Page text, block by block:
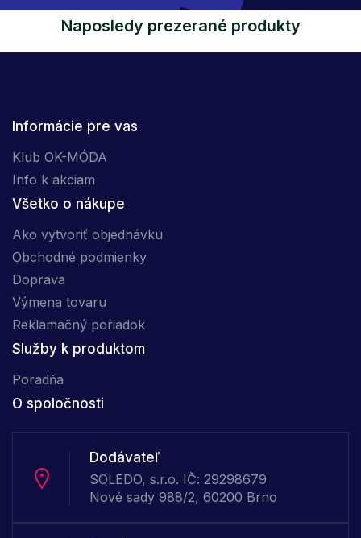
Naposledy prezerané produkty
Informácie pre vas
Klub OK-MÓDA
Info k akciam
Všetko o nákupe
Ako vytvoriť objednávku
Obchodné podmienky
Doprava
Výmena tovaru
Reklamačný poriadok
Služby k produktom
Poradňa
O spoločnosti
Dodávateľ
SOLEDO, s.r.o. IČ: 29298679
Nové sady 988/2, 60200 Brno